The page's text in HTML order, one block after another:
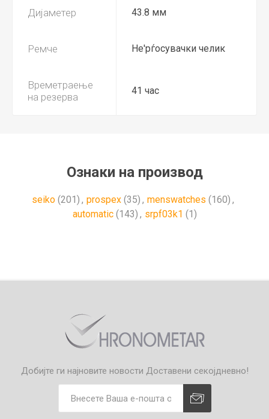
Дијаметер 43.8 мм
Ремче Не'рѓосувачки челик
Времетраење
на резерва
41 час
Ознаки на производ
seiko (201) , prospex (35) , menswatches (160) ,
automatic (143) , srpf03k1 (1)
Добијте ги најновите новости Доставени секојдневно!